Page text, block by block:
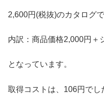
2,600円(税抜)のカタログで
内訳：商品価格2,000円＋
となっています。
取得コストは、106円でし